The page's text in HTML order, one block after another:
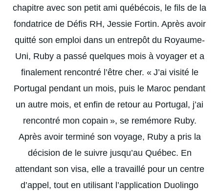
chapitre avec son petit ami québécois, le fils de la
fondatrice de Défis RH, Jessie Fortin. Après avoir
quitté son emploi dans un entrepôt du Royaume-
Uni, Ruby a passé quelques mois à voyager et a
finalement rencontré l’être cher. « J’ai visité le
Portugal pendant un mois, puis le Maroc pendant
un autre mois, et enfin de retour au Portugal, j’ai
rencontré mon copain », se remémore Ruby.
Après avoir terminé son voyage, Ruby a pris la
décision de le suivre jusqu’au Québec. En
attendant son visa, elle a travaillé pour un centre
d’appel, tout en utilisant l’application Duolingo